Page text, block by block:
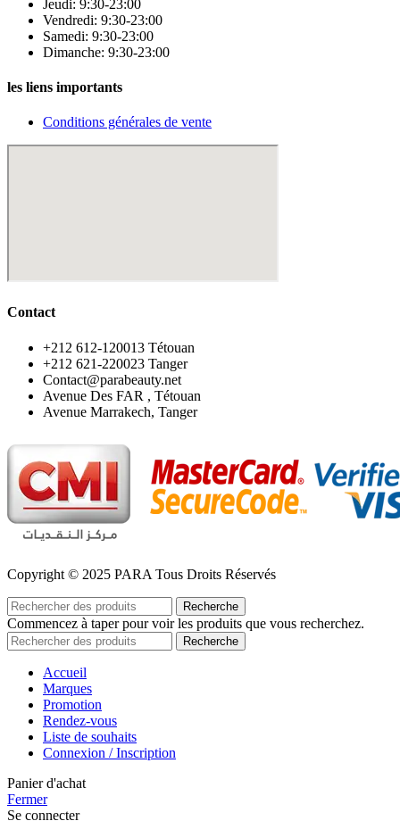
Jeudi: 9:30-23:00
Vendredi: 9:30-23:00
Samedi: 9:30-23:00
Dimanche: 9:30-23:00
les liens importants
Conditions générales de vente
Contact
‪+212 612-120013 Tétouan
‪+212 621-220023 Tanger
Contact@parabeauty.net
Avenue Des FAR , Tétouan
Avenue Marrakech, Tanger
Copyright © 2025 PARA Tous Droits Réservés
Recherche
Commencez à taper pour voir les produits que vous recherchez.
Recherche
Accueil
Marques
Promotion
Rendez-vous
Liste de souhaits
Connexion / Inscription
Panier d'achat
Fermer
Se connecter